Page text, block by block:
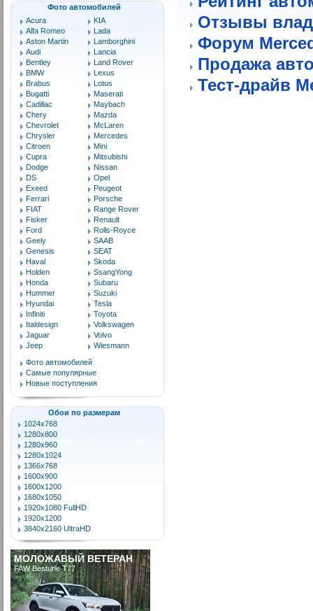
Фото автомобилей
Acura
Alfa Romeo
Aston Martin
Audi
Bentley
BMW
Brabus
Bugatti
Cadillac
Chery
Chevrolet
Chrysler
Citroen
Cupra
Dodge
DS
Exeed
Ferrari
FIAT
Fisker
Ford
Geely
Genesis
Haval
Holden
Honda
Hummer
Hyundai
Infiniti
Italdesign
Jaguar
Jeep
KIA
Lada
Lamborghini
Lancia
Land Rover
Lexus
Lotus
Maserati
Maybach
Mazda
McLaren
Mercedes
Mini
Mitsubishi
Nissan
Opel
Peugeot
Porsche
Range Rover
Renault
Rolls-Royce
SAAB
SEAT
Skoda
SsangYong
Subaru
Suzuki
Tesla
Toyota
Volkswagen
Volvo
Wiesmann
Фото автомобилей
Самые популярные
Новые поступления
Обои по размерам
1024x768
1280x800
1280x960
1280x1024
1366x768
1600x900
1600x1200
1680x1050
1920x1080 FullHD
1920x1200
3840x2160 UltraHD
МОЛОЖАВЫЙ ВЕТЕРАН
FAW Bestune T77
Отзывы
Форум
Продажа
Тест-драйв